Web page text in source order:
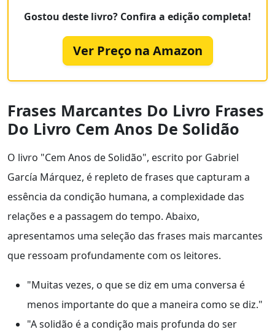
Gostou deste livro? Confira a edição completa!
Ver Preço na Amazon
Frases Marcantes Do Livro Frases
Do Livro Cem Anos De Solidão
O livro "Cem Anos de Solidão", escrito por Gabriel
García Márquez, é repleto de frases que capturam a
essência da condição humana, a complexidade das
relações e a passagem do tempo. Abaixo,
apresentamos uma seleção das frases mais marcantes
que ressoam profundamente com os leitores.
"Muitas vezes, o que se diz em uma conversa é
menos importante do que a maneira como se diz."
"A solidão é a condição mais profunda do ser